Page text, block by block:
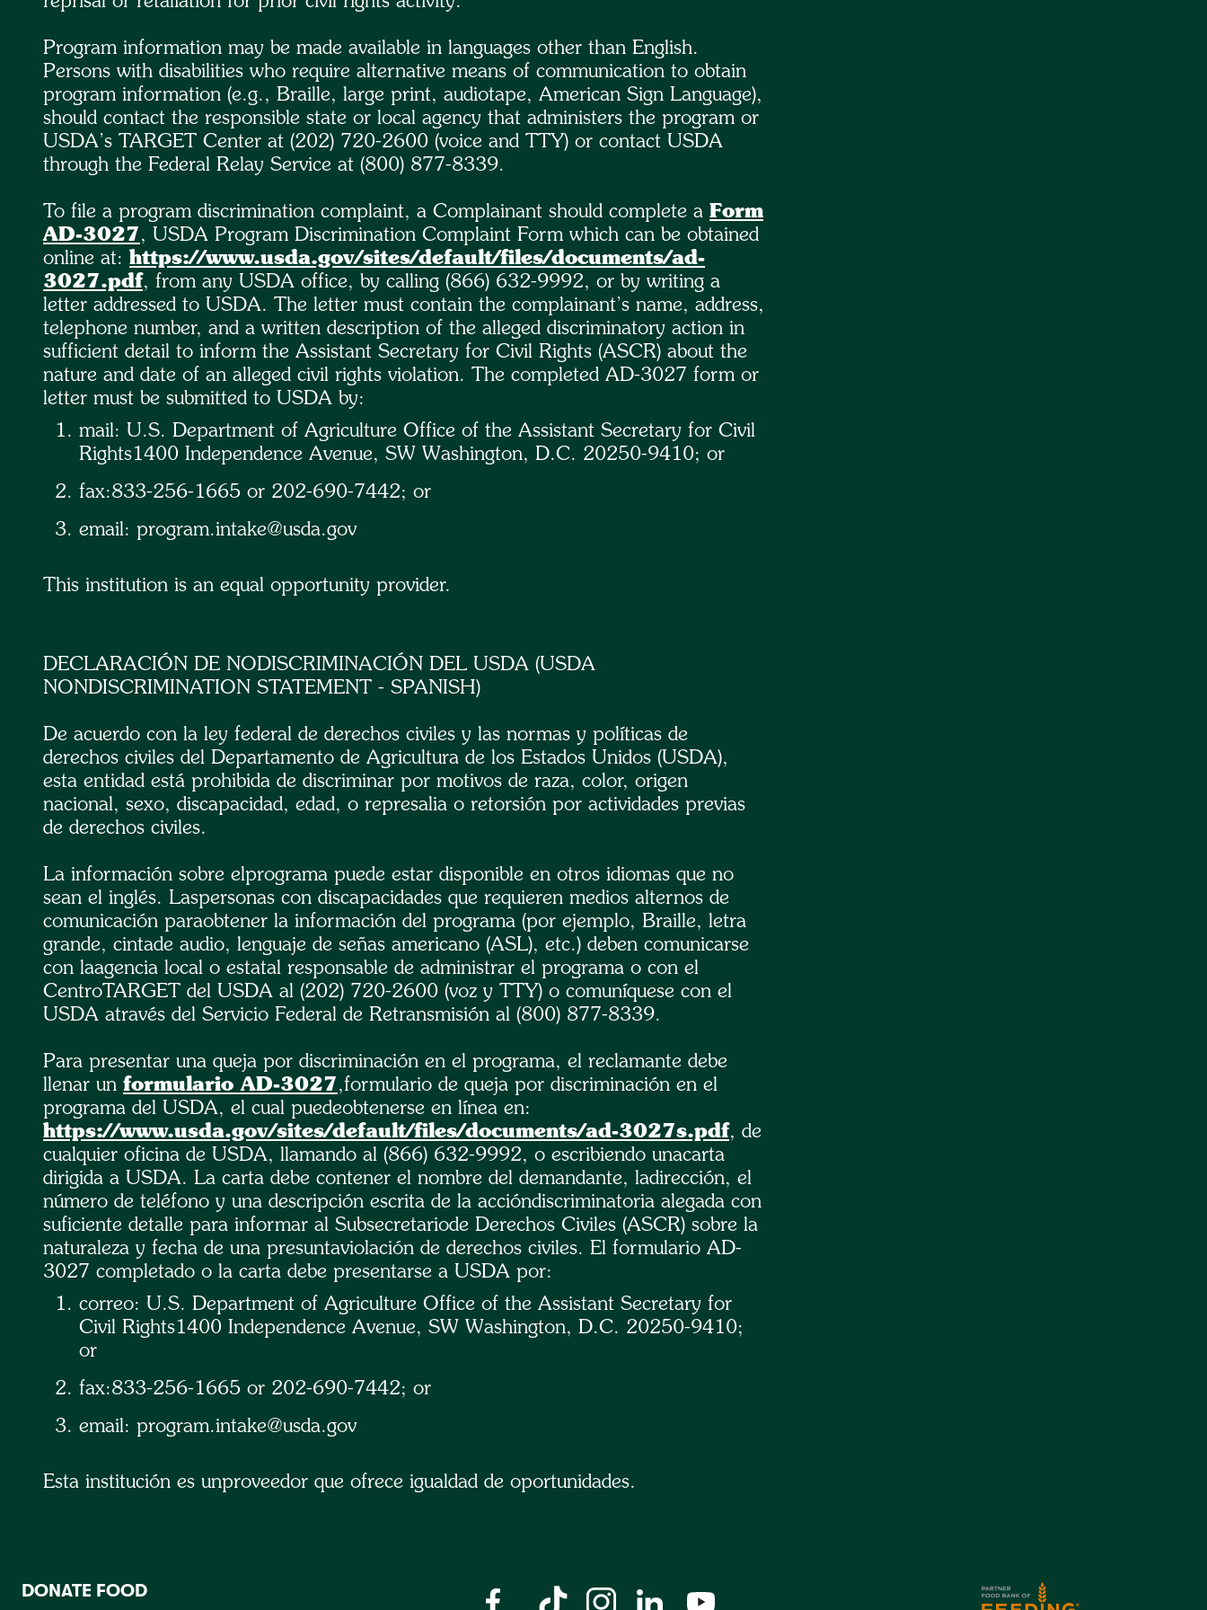
Program information may be made available in languages other than English.
Persons with disabilities who require alternative means of communication to obtain
program information (e.g., Braille, large print, audiotape, American Sign Language),
should contact the responsible state or local agency that administers the program or
USDA’s TARGET Center at (202) 720-2600 (voice and TTY) or contact USDA
through the Federal Relay Service at (800) 877-8339.
To file a program discrimination complaint, a Complainant should complete a Form
AD-3027, USDA Program Discrimination Complaint Form which can be obtained
online at: https://www.usda.gov/sites/default/files/documents/ad-
3027.pdf, from any USDA office, by calling (866) 632-9992, or by writing a
letter addressed to USDA. The letter must contain the complainant’s name, address,
telephone number, and a written description of the alleged discriminatory action in
sufficient detail to inform the Assistant Secretary for Civil Rights (ASCR) about the
nature and date of an alleged civil rights violation. The completed AD-3027 form or
letter must be submitted to USDA by:
mail: U.S. Department of Agriculture Office of the Assistant Secretary for Civil
Rights1400 Independence Avenue, SW Washington, D.C. 20250-9410; or
fax:833-256-1665 or 202-690-7442; or
email: program.intake@usda.gov
This institution is an equal opportunity provider.
DECLARACIÓN DE NODISCRIMINACIÓN DEL USDA (USDA
NONDISCRIMINATION STATEMENT - SPANISH)
De acuerdo con la ley federal de derechos civiles y las normas y políticas de
derechos civiles del Departamento de Agricultura de los Estados Unidos (USDA),
esta entidad está prohibida de discriminar por motivos de raza, color, origen
nacional, sexo, discapacidad, edad, o represalia o retorsión por actividades previas
de derechos civiles.
La información sobre elprograma puede estar disponible en otros idiomas que no
sean el inglés. Laspersonas con discapacidades que requieren medios alternos de
comunicación paraobtener la información del programa (por ejemplo, Braille, letra
grande, cintade audio, lenguaje de señas americano (ASL), etc.) deben comunicarse
con laagencia local o estatal responsable de administrar el programa o con el
CentroTARGET del USDA al (202) 720-2600 (voz y TTY) o comuníquese con el
USDA através del Servicio Federal de Retransmisión al (800) 877-8339.
Para presentar una queja por discriminación en el programa, el reclamante debe
llenar un formulario AD-3027,formulario de queja por discriminación en el
programa del USDA, el cual puedeobtenerse en línea en:
https://www.usda.gov/sites/default/files/documents/ad-3027s.pdf, de
cualquier oficina de USDA, llamando al (866) 632-9992, o escribiendo unacarta
dirigida a USDA. La carta debe contener el nombre del demandante, ladirección, el
número de teléfono y una descripción escrita de la accióndiscriminatoria alegada con
suficiente detalle para informar al Subsecretariode Derechos Civiles (ASCR) sobre la
naturaleza y fecha de una presuntaviolación de derechos civiles. El formulario AD-
3027 completado o la carta debe presentarse a USDA por:
correo: U.S. Department of Agriculture Office of the Assistant Secretary for
Civil Rights1400 Independence Avenue, SW Washington, D.C. 20250-9410;
or
fax:833-256-1665 or 202-690-7442; or
email: program.intake@usda.gov
Esta institución es unproveedor que ofrece igualdad de oportunidades.
DONATE FOOD